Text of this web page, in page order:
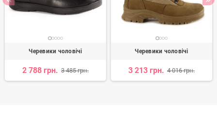
Черевики чоловічі
2 788 грн. 3 485 грн.
Черевики чоловічі
3 213 грн. 4 016 грн.